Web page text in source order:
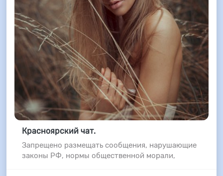
Красноярский чат.
Запрещено размещать сообщения, нарушающие
законы РФ, нормы общественной морали,